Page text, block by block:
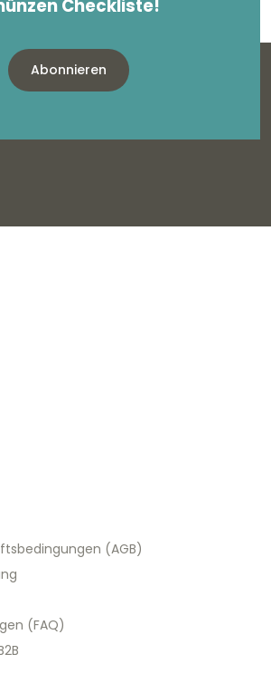
Checkliste!
Abonnieren
(AGB)
(FAQ)